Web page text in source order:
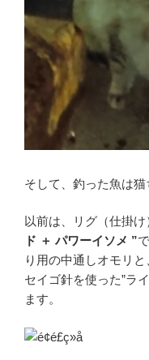
そして、釣った魚は
以前は、リグ（仕掛け
ド ＋ パワーイソメ ”
り用の中通しオモリ
セイゴ針を使った”ラ
ます。